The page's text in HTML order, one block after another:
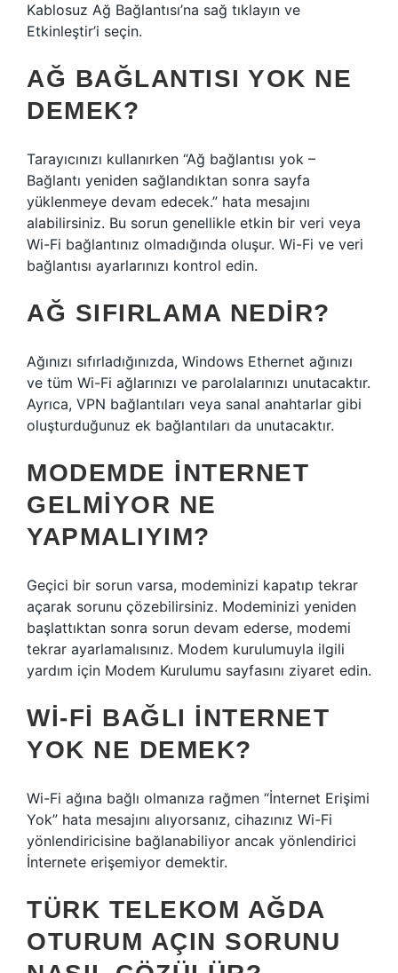
Kablosuz Ağ Bağlantısı’na sağ tıklayın ve
Etkinleştir’i seçin.
AĞ BAĞLANTISI YOK NE
DEMEK?
Tarayıcınızı kullanırken “Ağ bağlantısı yok –
Bağlantı yeniden sağlandıktan sonra sayfa
yüklenmeye devam edecek.” hata mesajını
alabilirsiniz. Bu sorun genellikle etkin bir veri veya
Wi-Fi bağlantınız olmadığında oluşur. Wi-Fi ve veri
bağlantısı ayarlarınızı kontrol edin.
AĞ SIFIRLAMA NEDIR?
Ağınızı sıfırladığınızda, Windows Ethernet ağınızı
ve tüm Wi-Fi ağlarınızı ve parolalarınızı unutacaktır.
Ayrıca, VPN bağlantıları veya sanal anahtarlar gibi
oluşturduğunuz ek bağlantıları da unutacaktır.
MODEMDE INTERNET
GELMIYOR NE
YAPMALIYIM?
Geçici bir sorun varsa, modeminizi kapatıp tekrar
açarak sorunu çözebilirsiniz. Modeminizi yeniden
başlattıktan sonra sorun devam ederse, modemi
tekrar ayarlamalısınız. Modem kurulumuyla ilgili
yardım için Modem Kurulumu sayfasını ziyaret edin.
WI-FI BAĞLI INTERNET
YOK NE DEMEK?
Wi-Fi ağına bağlı olmanıza rağmen “İnternet Erişimi
Yok” hata mesajını alıyorsanız, cihazınız Wi-Fi
yönlendiricisine bağlanabiliyor ancak yönlendirici
İnternete erişemiyor demektir.
TÜRK TELEKOM AĞDA
OTURUM AÇIN SORUNU